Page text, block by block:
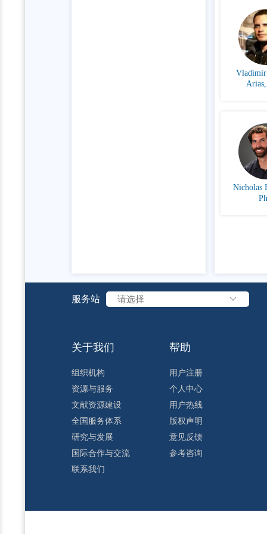
Nicholas
服务站 请选择
关于我们
组织机构
资源与服务
文献资源建设
全国服务体系
研究与发展
国际合作与交流
联系我们
帮助
用户注册
个人中心
用户热线
版权声明
意见反馈
参考咨询